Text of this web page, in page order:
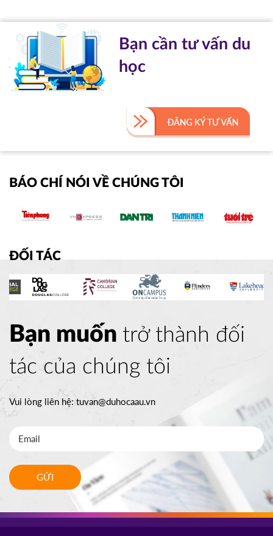
Bạn cần tư vấn du
học
BÁO CHÍ NÓI VỀ CHÚNG TÔI
ĐỐI TÁC
Bạn muốn trở thành đối
tác của chúng tôi
Vui lòng liên hệ:tuvan@duhocaau.vn
GỬI